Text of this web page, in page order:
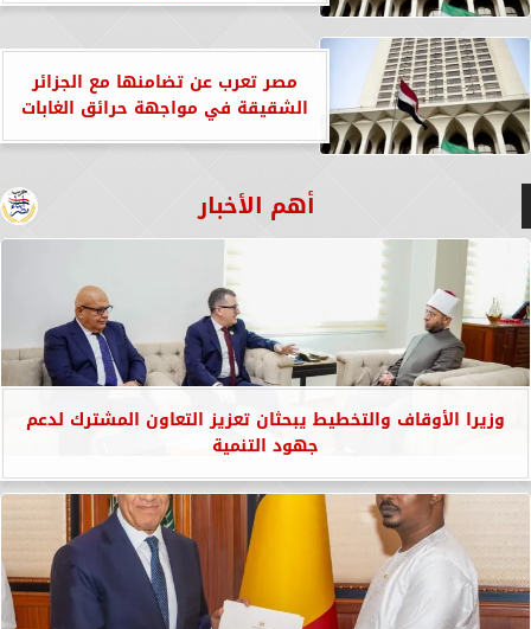
مصر تعرب عن تضامنها مع الجزائر
الشقيقة في مواجهة حرائق الغابات
أهم الأخبار
وزيرا الأوقاف والتخطيط يبحثان تعزيز التعاون المشترك لدعم
جهود التنمية